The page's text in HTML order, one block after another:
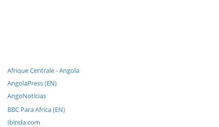
Afrique Centrale - Angola
AngolaPress (EN)
AngoNotícias
BBC Para Africa (EN)
Ibinda.com